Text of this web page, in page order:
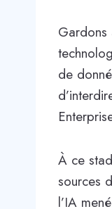
Gardons
de
À ce
sources
l’IA